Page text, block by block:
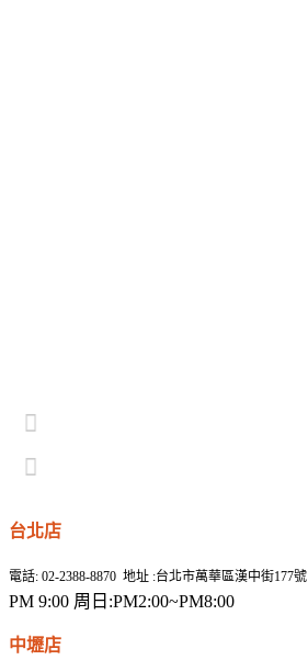
台北店
電話: 02-2388-8870 地址 :台北市萬華區漢中街177號
PM 9:00 周日:PM2:00~PM8:00
中壢店